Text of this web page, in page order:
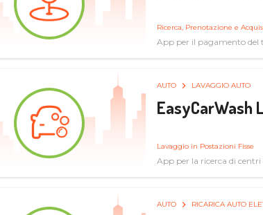
Ricerca, Prenotazione e
App per il pagamento del
AUTO LAVAGGIO AUTO
EasyCarWash
Lavaggio in Postazioni Fisse
App per la ricerca di
AUTO RICARICA AUTO